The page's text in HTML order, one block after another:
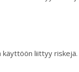
liittyy